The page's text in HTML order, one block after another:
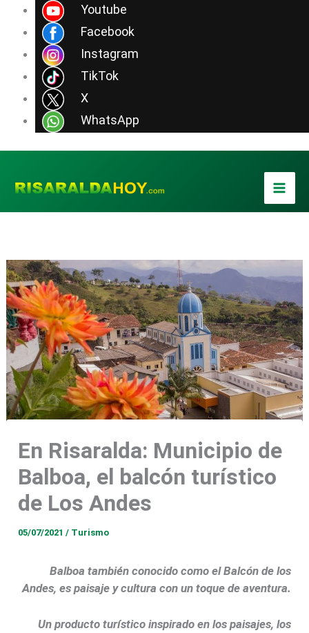
Youtube
Facebook
Instagram
TikTok
X
WhatsApp
contenido
En Risaralda: Municipio de
Balboa, el balcón turístico
de Los Andes
05/07/2021/ Turismo
Balboa también conocido como el Balcón de los
Andes, es paisaje y cultura con un toque de aventura.
Un producto turístico inspirado en los paisajes, los